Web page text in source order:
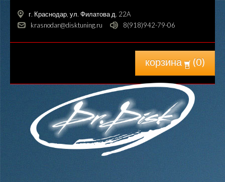
г. Краснодар, ул. Филатова д. 22A
krasnodar@disktuning.ru
8(918)942-79-06
корзина (0)